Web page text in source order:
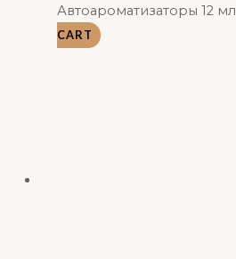
Автоароматизаторы 12 мл
CART